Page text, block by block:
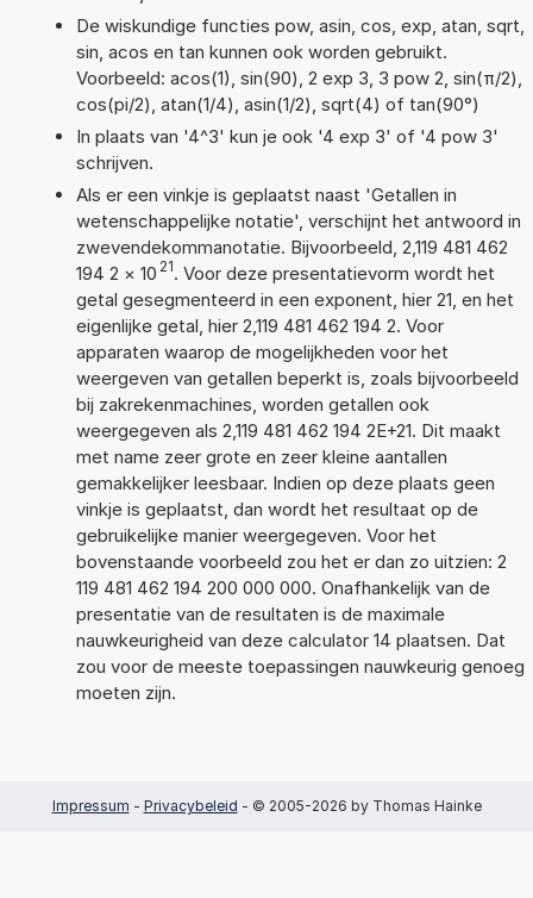
De wiskundige functies pow, asin, cos, exp, atan, sqrt,
sin, acos en tan kunnen ook worden gebruikt.
Voorbeeld: acos(1), sin(90), 2 exp 3, 3 pow 2, sin(π/2),
cos(pi/2), atan(1/4), asin(1/2), sqrt(4) of tan(90°)
In plaats van '4^3' kun je ook '4 exp 3' of '4 pow 3'
schrijven.
Als er een vinkje is geplaatst naast 'Getallen in
wetenschappelijke notatie', verschijnt het antwoord in
zwevendekommanotatie. Bijvoorbeeld, 2,119 481 462
194 2 × 10 21. Voor deze presentatievorm wordt het
getal gesegmenteerd in een exponent, hier 21, en het
eigenlijke getal, hier 2,119 481 462 194 2. Voor
apparaten waarop de mogelijkheden voor het
weergeven van getallen beperkt is, zoals bijvoorbeeld
bij zakrekenmachines, worden getallen ook
weergegeven als 2,119 481 462 194 2E+21. Dit maakt
met name zeer grote en zeer kleine aantallen
gemakkelijker leesbaar. Indien op deze plaats geen
vinkje is geplaatst, dan wordt het resultaat op de
gebruikelijke manier weergegeven. Voor het
bovenstaande voorbeeld zou het er dan zo uitzien: 2
119 481 462 194 200 000 000. Onafhankelijk van de
presentatie van de resultaten is de maximale
nauwkeurigheid van deze calculator 14 plaatsen. Dat
zou voor de meeste toepassingen nauwkeurig genoeg
moeten zijn.
Impressum - Privacybeleid - © 2005-2026 by Thomas Hainke